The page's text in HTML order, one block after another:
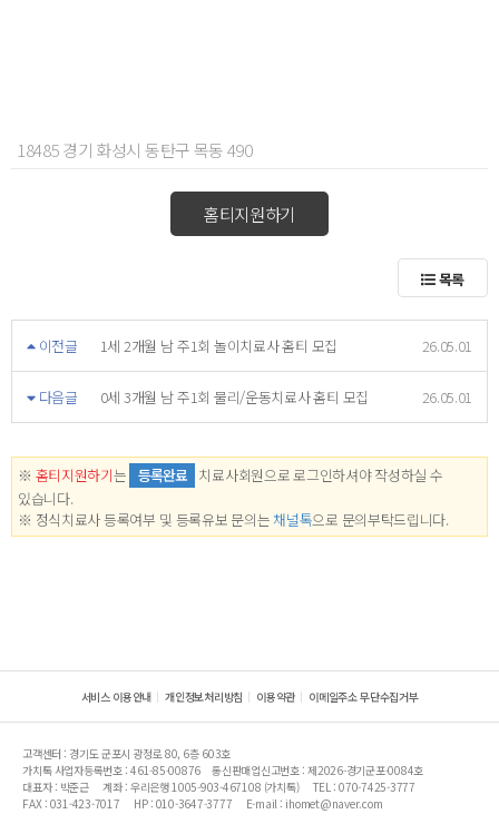
18485 경기 화성시 동탄구 목동 490
홈티지원하기
목록
이전글 1세 2개월 남 주1회 놀이치료사 홈티 모집 26.05.01
다음글 0세 3개월 남 주1회 물리/운동치료사 홈티 모집 26.05.01
※ 홈티지원하기는 등록완료 치료사회원으로 로그인하셔야 작성하실 수
있습니다.
※ 정식치료사 등록여부 및 등록유보 문의는 채널톡으로 문의부탁드립니다.
서비스 이용안내 개인정보처리방침 이용약관 이메일주소 무단수집거부
고객센터 : 경기도 군포시 광정로 80, 6층 603호
가치톡 사업자등록번호 : 461-85-00876
통신판매업신고번호 : 제2026-경기군포-0084호
대표자 : 박준근
계좌 : 우리은행 1005-903-467108 (가치톡)
TEL : 070-7425-3777
FAX : 031-423-7017
HP : 010-3647-3777 E-mail : ihomet@naver.com